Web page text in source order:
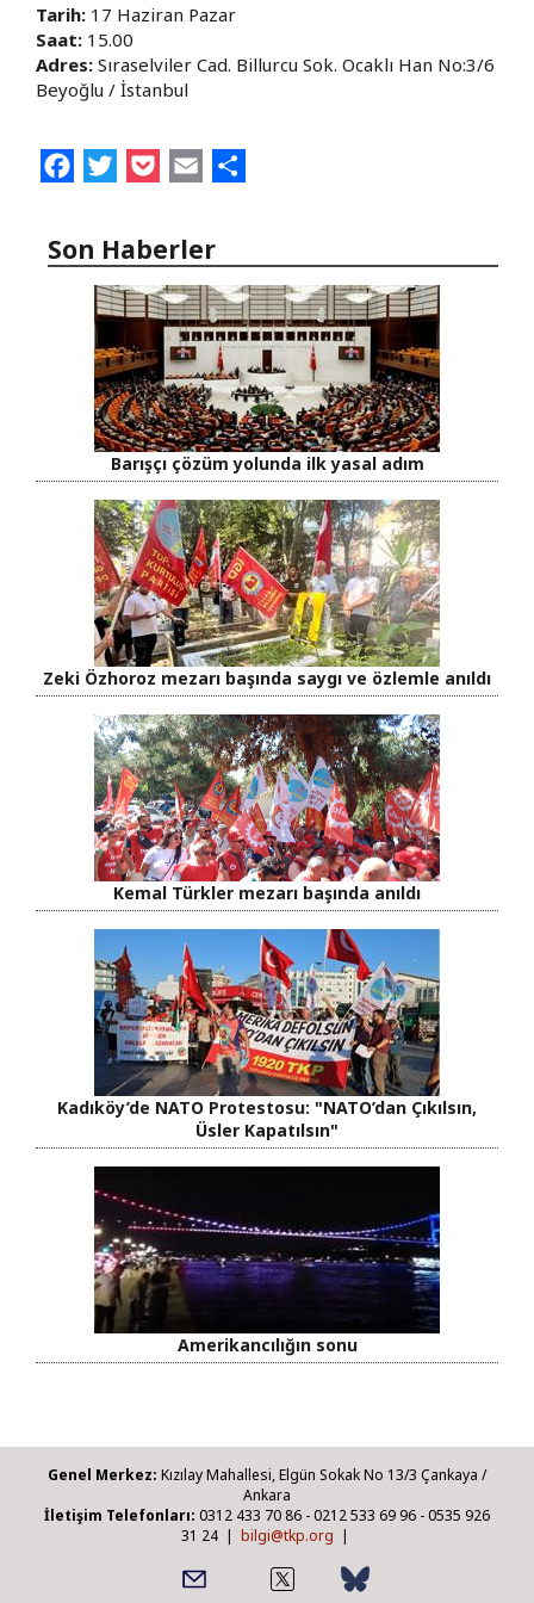
Tarih: 17 Haziran Pazar
Saat: 15.00
Adres: Sıraselviler Cad. Billurcu Sok. Ocaklı Han No:3/6
Beyoğlu / İstanbul
FacebookTwitterPocketEmail
Son Haberler
Barışçı çözüm yolunda ilk yasal adım
Zeki Özhoroz mezarı başında saygı ve özlemle anıldı
Kemal Türkler mezarı başında anıldı
Kadıköy’de NATO Protestosu: "NATO’dan Çıkılsın,
Üsler Kapatılsın"
Amerikancılığın sonu
Genel Merkez: Kızılay Mahallesi, Elgün Sokak No 13/3 Çankaya /
Ankara
İletişim Telefonları: 0312 433 70 86 - 0212 533 69 96 - 0535 926
31 24 | bilgi@tkp.org |